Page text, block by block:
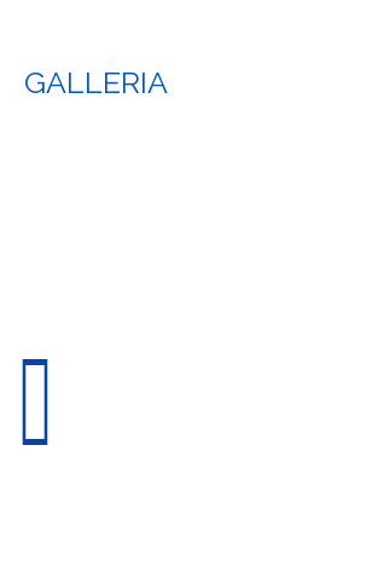
GALLERIA